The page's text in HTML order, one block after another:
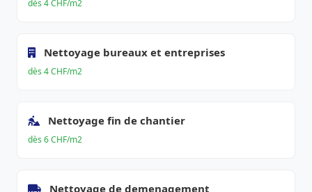
dès 4 CHF/m2
Nettoyage bureaux et entreprises
dès 4 CHF/m2
Nettoyage fin de chantier
dès 6 CHF/m2
Nettoyage de demenagement